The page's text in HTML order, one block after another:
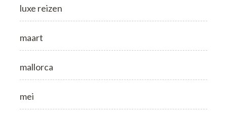
luxe reizen
maart
mallorca
mei